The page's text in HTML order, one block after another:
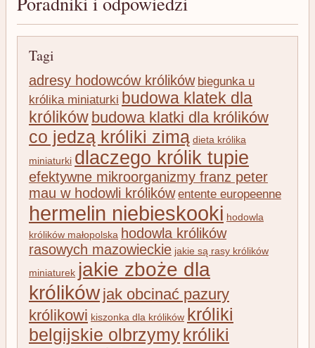
Tagi
adresy hodowców królików biegunka u
królika miniaturki budowa klatek dla
królików budowa klatki dla królików
co jedzą króliki zimą dieta królika
miniaturki dlaczego królik tupie
efektywne mikroorganizmy franz peter
mau w hodowli królików entente europeenne
hermelin niebieskooki hodowla
królików małopolska hodowla królików
rasowych mazowieckie jakie są rasy królików
miniaturek jakie zboże dla
królików jak obcinać pazury
królikowi kiszonka dla królików króliki
belgijskie olbrzymykróliki